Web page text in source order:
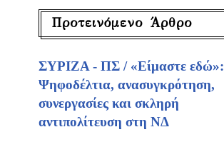
Προτεινόμενο Άρθρο
ΣΥΡΙΖΑ - ΠΣ / «Είμαστε εδώ»:
Ψηφοδέλτια, ανασυγκρότηση,
συνεργασίες και σκληρή
αντιπολίτευση στη ΝΔ